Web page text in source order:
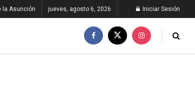
la Asunción jueves, agosto 6, 2026 Iniciar Sesión